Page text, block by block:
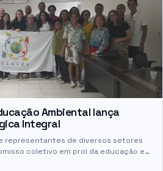
Ambiental lança
Integral
representantes de diversos setores
coletivo em prol da educação e
rumo à COP 30 O Fórum…